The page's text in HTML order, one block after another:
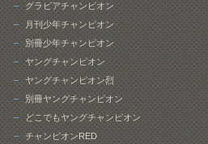
グラビアチャンピオン
月刊少年チャンピオン
別冊少年チャンピオン
ヤングチャンピオン
ヤングチャンピオン烈
別冊ヤングチャンピオン
どこでもヤングチャンピオン
チャンピオンRED